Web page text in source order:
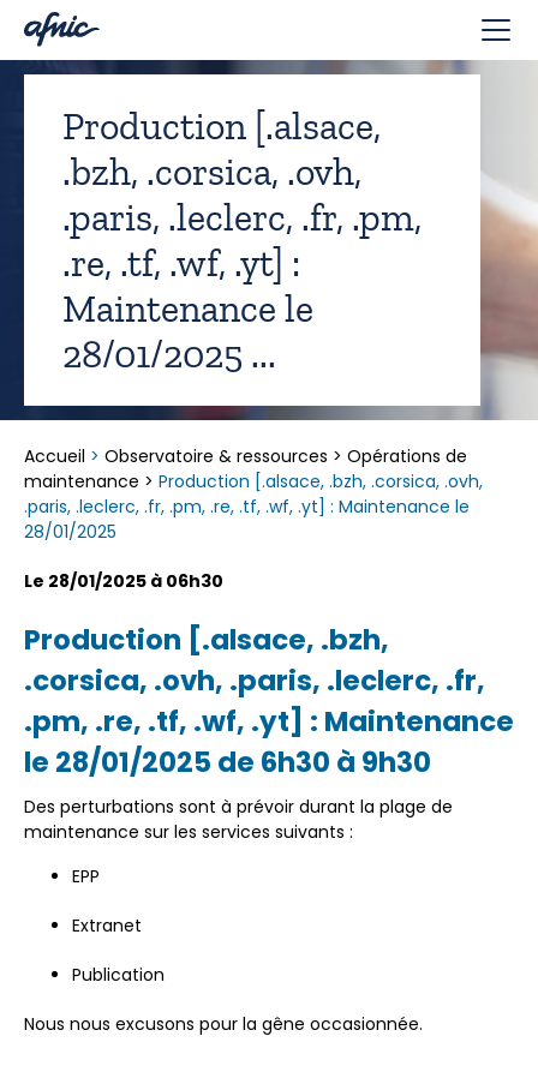
Production [.alsace,
.bzh, .corsica, .ovh,
.paris, .leclerc, .fr, .pm,
.re, .tf, .wf, .yt] :
Maintenance le
28/01/2025 ...
Accueil > Observatoire & ressources > Opérations de
maintenance > Production [.alsace, .bzh, .corsica, .ovh,
.paris, .leclerc, .fr, .pm, .re, .tf, .wf, .yt] : Maintenance le
28/01/2025
Le 28/01/2025 à 06h30
Production [.alsace, .bzh,
.corsica, .ovh, .paris, .leclerc, .fr,
.pm, .re, .tf, .wf, .yt] : Maintenance
le 28/01/2025 de 6h30 à 9h30
Des perturbations sont à prévoir durant la plage de
maintenance sur les services suivants :
EPP
Extranet
Publication
Nous nous excusons pour la gêne occasionnée.
Panneau de gestion des cookies